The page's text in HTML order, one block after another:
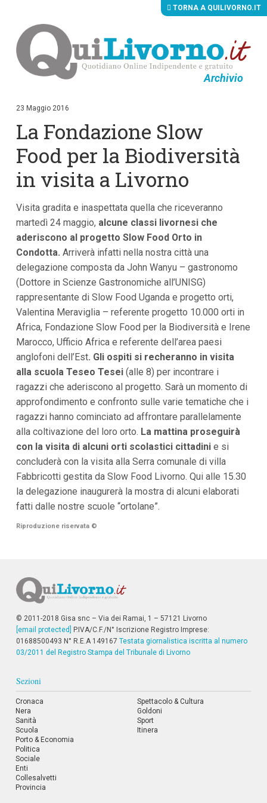
Archivio
i
i
t
e
n
t
p
r
n
c
i
p
a
l
V
a
a
l
e
n
P
r
n
c
p
a
l
e
o
n
TORNA A QUILIVORNO.IT
23 Maggio 2016
La Fondazione Slow
Food per la Biodiversità
in visita a Livorno
Visita gradita e inaspettata quella che riceveranno
martedì 24 maggio, alcune classi livornesi che
aderiscono al progetto Slow Food Orto in
Condotta. Arriverà infatti nella nostra città una
delegazione composta da John Wanyu – gastronomo
(Dottore in Scienze Gastronomiche all’UNISG)
rappresentante di Slow Food Uganda e progetto orti,
Valentina Meraviglia – referente progetto 10.000 orti in
Africa, Fondazione Slow Food per la Biodiversità e Irene
Marocco, Ufficio Africa e referente dell’area paesi
anglofoni dell’Est. Gli ospiti si recheranno in visita
alla scuola Teseo Tesei(alle 8) per incontrare i
ragazzi che aderiscono al progetto. Sarà un momento di
approfondimento e confronto sulle varie tematiche che i
ragazzi hanno cominciato ad affrontare parallelamente
alla coltivazione del loro orto. La mattina proseguirà
con la visita di alcuni orti scolastici cittadinie si
concluderà con la visita alla Serra comunale di villa
Fabbricotti gestita da Slow Food Livorno. Qui alle 15.30
la delegazione inaugurerà la mostra di alcuni elaborati
fatti dalle nostre scuole “ortolane”.
Riproduzione riservata ©
© 2011-2018 Gisa snc – Via dei Ramai, 1 – 57121 Livorno
[email protected]
P.IVA/C.F./N° Iscrizione Registro Imprese:
01688500493 N° R.E.A 149167 Testata giornalistica iscritta al numero
03/2011 del Registro Stampa del Tribunale di Livorno
Sezioni
Cronaca
Nera
Sanità
Scuola
Porto & Economia
Politica
Sociale
Enti
Collesalvetti
Provincia
Spettacolo & Cultura
Goldoni
Sport
Itinera